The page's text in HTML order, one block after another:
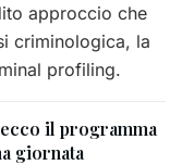
approccio che
criminologica, la
profiling.
il programma
giornata